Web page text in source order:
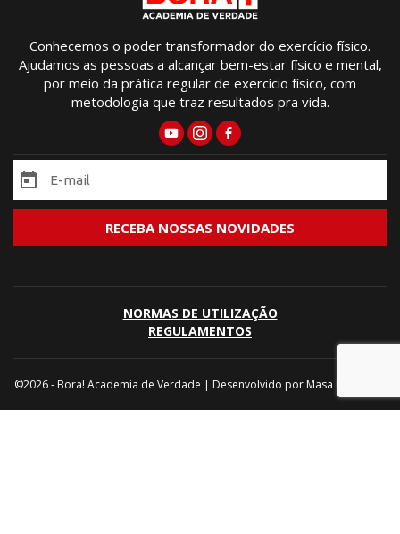
Conhecemos o poder transformador do exercício físico.
Ajudamos as pessoas a alcançar bem-estar físico e mental,
por meio da prática regular de exercício físico, com
metodologia que traz resultados pra vida.
NORMAS DE UTILIZAÇÃO
REGULAMENTOS
©2026 - Bora! Academia de Verdade | Desenvolvido por Masa Marketing